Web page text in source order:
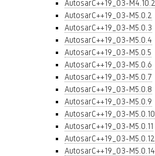
AutosarC++19_03-M4.10.2
AutosarC++19_03-M5.0.2
AutosarC++19_03-M5.0.3
AutosarC++19_03-M5.0.4
AutosarC++19_03-M5.0.5
AutosarC++19_03-M5.0.6
AutosarC++19_03-M5.0.7
AutosarC++19_03-M5.0.8
AutosarC++19_03-M5.0.9
AutosarC++19_03-M5.0.10
AutosarC++19_03-M5.0.11
AutosarC++19_03-M5.0.12
AutosarC++19_03-M5.0.14